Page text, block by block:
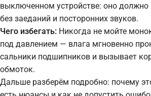
выключенном устройстве: оно должно
без заеданий и посторонних звуков.
Чего избегать: Никогда не мойте
под давлением — влага мгновенно
сальники подшипников и вызывает
обмоток.
Дальше разберём подробно: почему